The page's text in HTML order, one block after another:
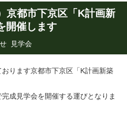
京都市下京区「K計画新
開催します
見学会
ります京都市下京区「K計画新築
成見学会を開催する運びとなりま